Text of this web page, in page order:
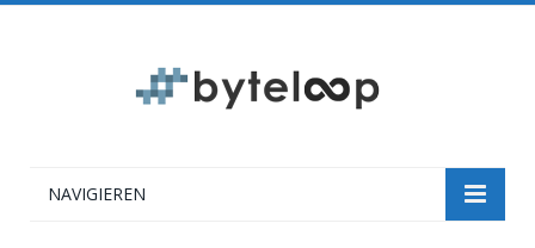
NAVIGIEREN